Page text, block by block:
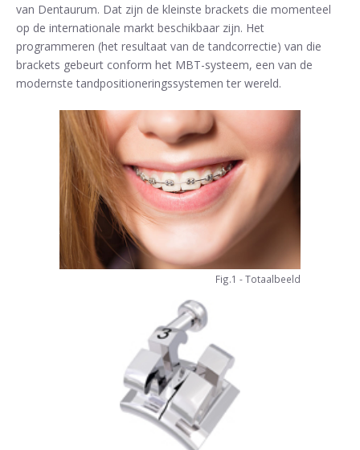
van Dentaurum. Dat zijn de kleinste brackets die momenteel
op de internationale markt beschikbaar zijn. Het
programmeren (het resultaat van de tandcorrectie) van die
brackets gebeurt conform het MBT-systeem, een van de
modernste tandpositioneringssystemen ter wereld.
Fig.1 - Totaalbeeld